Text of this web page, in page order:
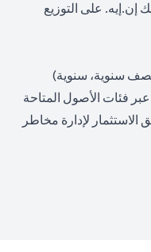
إن.إيه. على التوزيع
سنوية، سنوية)
فئات الأصول المتاحة
الاستثمار لإدارة مخاطر